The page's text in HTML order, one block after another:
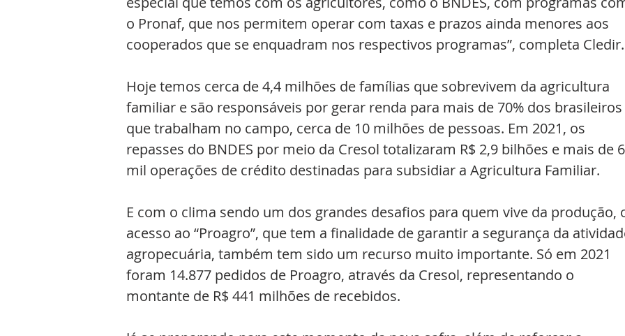
o Pronaf, que nos permitem operar com taxas e prazos ainda menores aos
cooperados que se enquadram nos respectivos programas”, completa
Hoje temos cerca de 4,4 milhões de famílias que sobrevivem da agricultura
familiar e são responsáveis por gerar renda para mais de 70% dos brasileiros
que trabalham no campo, cerca de 10 milhões de pessoas. Em 2021, os
repasses do BNDES por meio da Cresol totalizaram R$ 2,9 bilhões e mais de
mil operações de crédito destinadas para subsidiar a Agricultura Familiar.
E com o clima sendo um dos grandes desafios para quem vive da produção,
acesso ao “Proagro”, que tem a finalidade de garantir a segurança da
agropecuária, também tem sido um recurso muito importante. Só em 2021
foram 14.877 pedidos de Proagro, através da Cresol, representando o
montante de R$ 441 milhões de recebidos.